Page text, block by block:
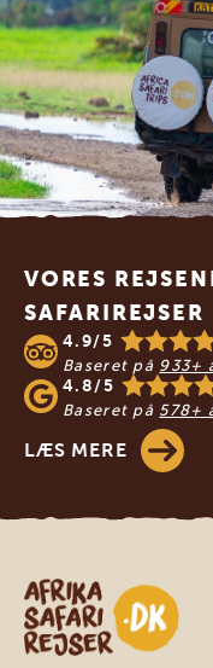
Footer
VORES
SAFARIREJSER
4.9/5
Baseret på 933+
4.8/5
Baseret på 578+
LÆS MERE
Safari-rejser i Afrika